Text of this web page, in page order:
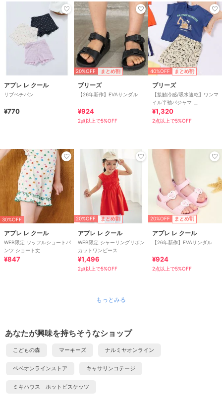
アプレ レ クール
リブペチパン
¥770
20%OFF まとめ割
ブリーズ
【26年新作】EVAサンダル
¥924
2点以上で5%OFF
40%OFF まとめ割
ブリーズ
【接触冷感/吸水速乾】ワンマ
¥1,320
2点以上で5%OFF
30%OFF
アプレ レ クール
WEB限定 ワッフルショートパ
ンツ ショート丈
¥847
20%OFF まとめ割
アプレ レ クール
WEB限定 シャーリングリボン
カットワンピース
¥1,496
2点以上で5%OFF
20%OFF まとめ割
アプレ レ クール
【26年新作】EVAサンダル
¥924
2点以上で5%OFF
もっとみる
あなたが興味を持ちそうなショップ
こどもの森 マーキーズ ナルミヤオンライン
ベベオンラインストア キャサリンコテージ
ミキハウス ホットビスケッツ